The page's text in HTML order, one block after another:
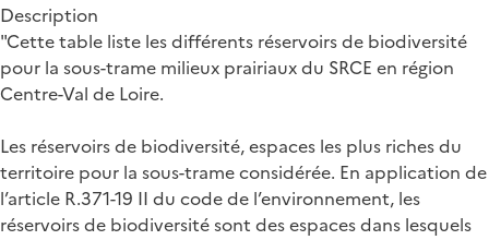
Description
"Cette table liste les différents réservoirs de biodiversité
pour la sous-trame milieux prairiaux du SRCE en région
Centre-Val de Loire.
Les réservoirs de biodiversité, espaces les plus riches du
territoire pour la sous-trame considérée. En application de
l’article R.371-19 II du code de l’environnement, les
réservoirs de biodiversité sont des espaces dans lesquels